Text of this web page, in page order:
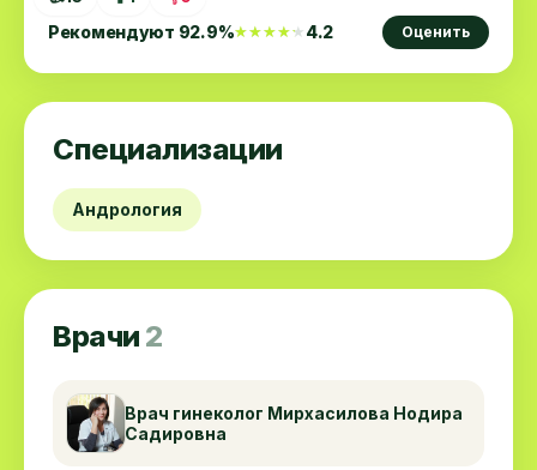
Рекомендуют 92.9%★★★★★
★★★★★4.2 Оценить
Специализации
Андрология
Врачи 2
Врач гинеколог Мирхасилова Нодира
Садировна